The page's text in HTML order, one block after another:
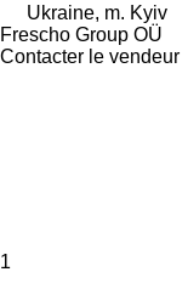
Ukraine, m. Kyiv
Frescho Group OÜ
Contacter le vendeur
1